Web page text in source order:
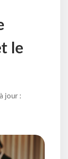
le
jour :